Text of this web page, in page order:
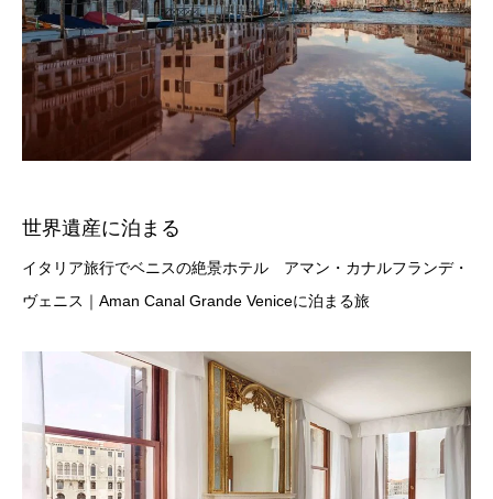
世界遺産に泊まる
イタリア旅行でベニスの絶景ホテル アマン・カナルフランデ・
ヴェニス｜Aman Canal Grande Veniceに泊まる旅